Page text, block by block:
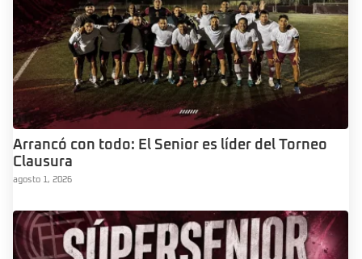
Arrancó con todo: El Senior es líder del Torneo
Clausura
agosto 1, 2026